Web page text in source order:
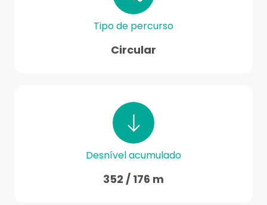
Tipo de percurso
Circular
Desnível acumulado
352 / 176 m